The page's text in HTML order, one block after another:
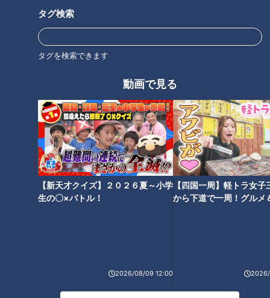
タグ検索
タグを検索できます
動画で見る
【新天才クイズ】２０２６夏～小学
生の〇×バトル！
2026/08/09 12:00
【四国一周】軽トラ女子
から下道で一周！グルメ
モーニング娘。‘26井上春華がハロメンで仲良くし
たいと思っている人は？